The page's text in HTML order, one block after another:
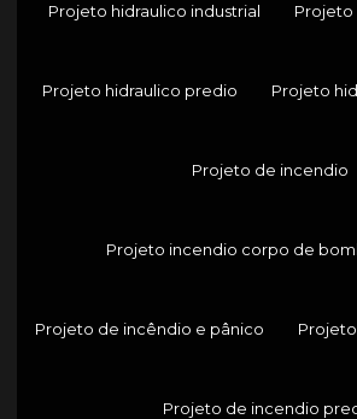
Projeto hidraulico industrial Projeto
Projeto hidraulico predio Projeto
Projeto de incendio
Projeto incendio corpo de
Projeto de incêndio e pânico
Projeto de incendio